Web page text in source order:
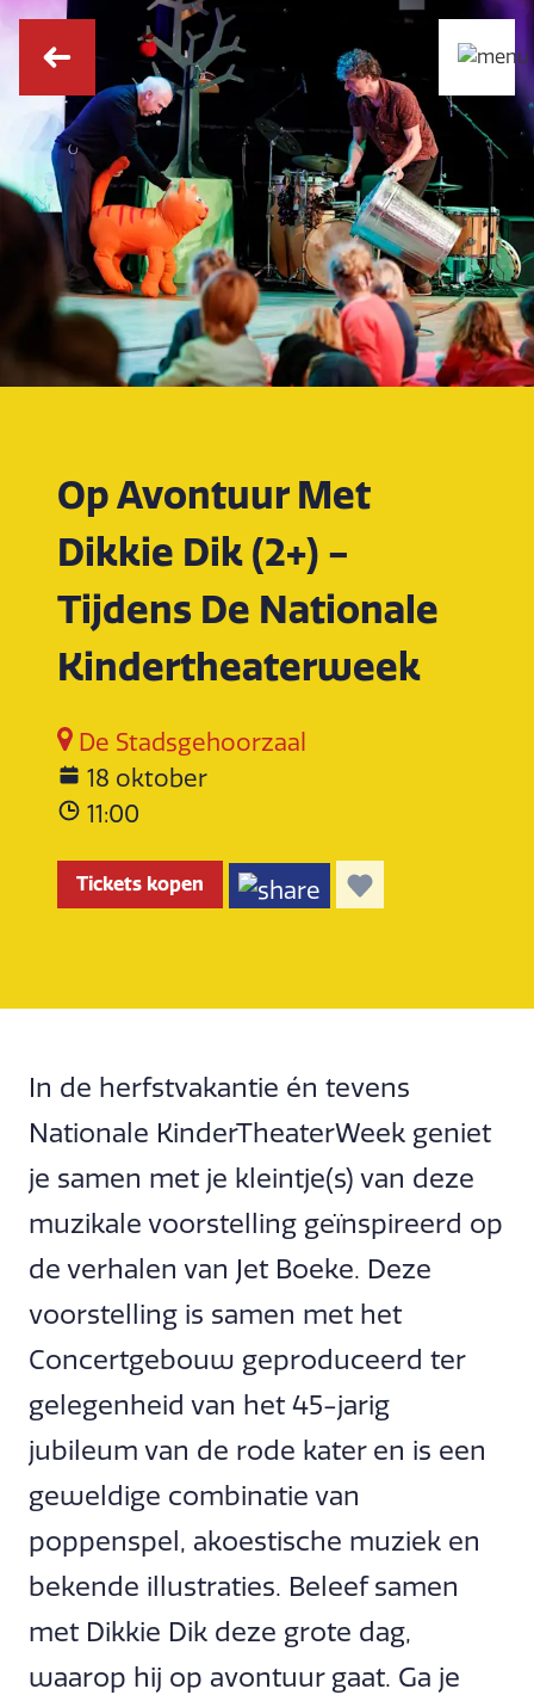
Op Avontuur Met
Dikkie Dik (2+) -
Tijdens De Nationale
Kindertheaterweek
De Stadsgehoorzaal
18 oktober
11:00
Tickets kopen
In de herfstvakantie én tevens
Nationale KinderTheaterWeek geniet
je samen met je kleintje(s) van deze
muzikale voorstelling geïnspireerd op
de verhalen van Jet Boeke. Deze
voorstelling is samen met het
Concertgebouw geproduceerd ter
gelegenheid van het 45-jarig
jubileum van de rode kater en is een
geweldige combinatie van
poppenspel, akoestische muziek en
bekende illustraties. Beleef samen
met Dikkie Dik deze grote dag,
waarop hij op avontuur gaat. Ga je